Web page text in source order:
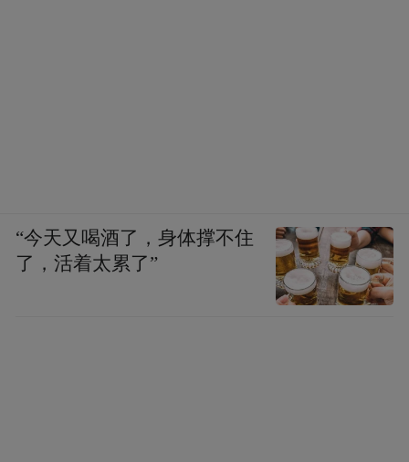
“今天又喝酒了，身体撑不住
了，活着太累了”